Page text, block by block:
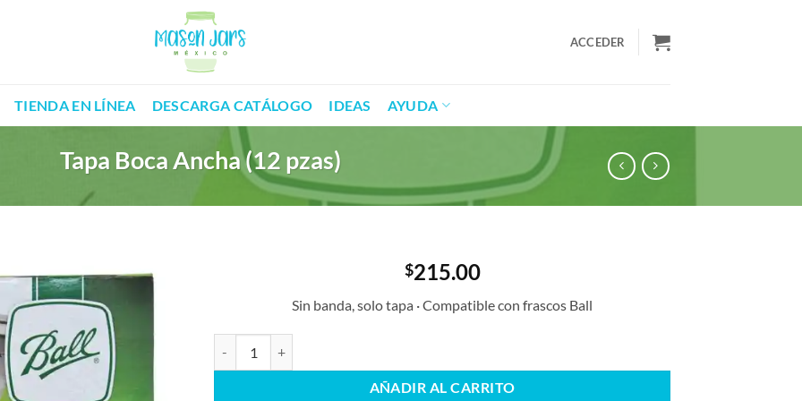
ACCEDER
TIENDA EN LÍNEA DESCARGA CATÁLOGO IDEAS AYUDA
Tapa Boca Ancha (12 pzas)
$215.00
Sin banda, solo tapa · Compatible con frascos Ball
AÑADIR AL CARRITO